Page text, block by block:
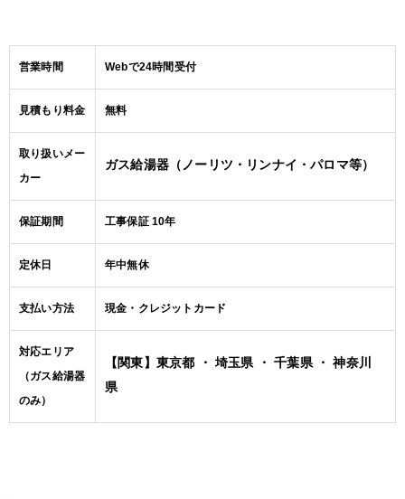
営業時間 Webで24時間受付
見積もり料金 無料
取り扱いメー
カー
ガス給湯器（ノーリツ・リンナイ・パロマ等）
保証期間 工事保証 10年
定休日 年中無休
支払い方法 現金・クレジットカード
対応エリア
（ガス給湯器
のみ）
【関東】東京都 ・ 埼玉県 ・ 千葉県 ・ 神奈川
県